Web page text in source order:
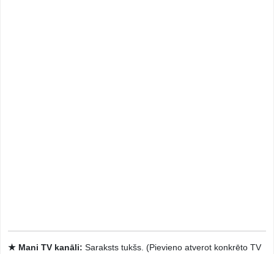
★ Mani TV kanāli: Saraksts tukšs. (Pievieno atverot konkrēto TV